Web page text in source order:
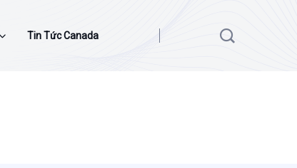
Tin Tức Canada